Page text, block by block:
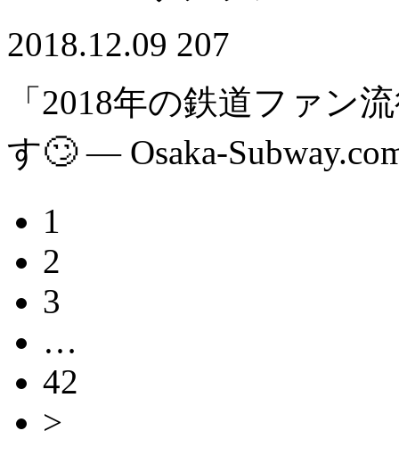
2018.12.09 207
「2018年の鉄道ファン
す🙄 — Osaka-
1
2
3
…
42
>